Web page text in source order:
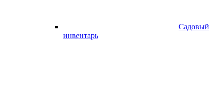
Садовый
инвентарь